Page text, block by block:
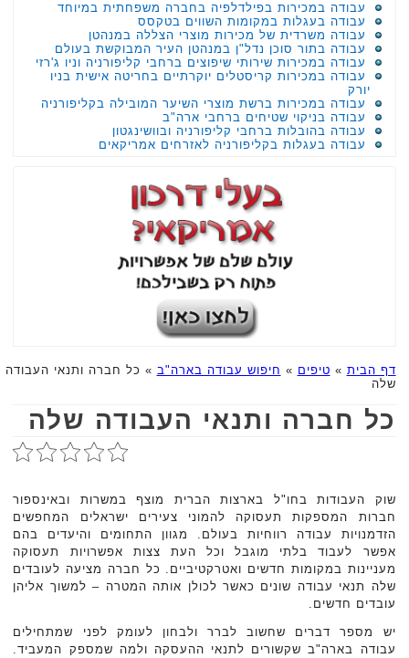
עבודה במכירות בפילדלפיה בחברה משפחתית במיוחד
עבודה בעגלות במקומות השווים בטקסס
עבודה משרדית של מכירות מוצרי הצללה במנהטן
עבודה בתור סוכן נדל"ן במנהטן העיר המבוקשת בעולם
עבודה במכירות שירותי שיפוצים ברחבי קליפורניה וניו ג'רזי
עבודה במכירות קריסטלים יוקרתיים בחריטה אישית בניו
יורק
עבודה במכירות ברשת מוצרי השיער המובילה בקליפורניה
עבודה בניקוי שטיחים ברחבי ארה"ב
עבודה בהובלות ברחבי קליפורניה ובוושינגטון
עבודה בעגלות בקליפורניה לאזרחים אמריקאים
דף הבית » טיפים » חיפוש עבודה בארה"ב » כל חברה ותנאי העבודה
שלה
כל חברה ותנאי העבודה שלה
שוק העבודות בחו"ל בארצות הברית מוצף במשרות ובאינספור
חברות המספקות תעסוקה להמוני צעירים ישראלים המחפשים
הזדמנויות עבודה רווחיות בעולם. מגוון התחומים והיעדים בהם
אפשר לעבוד בלתי מוגבל וכל העת צצות אפשרויות תעסוקה
מעניינות במקומות חדשים ואטרקטיביים. כל חברה מציעה לעובדים
שלה תנאי עבודה שונים כאשר לכולן אותה המטרה – למשוך אליהן
עובדים חדשים.
יש מספר דברים שחשוב לברר ולבחון לעומק לפני שמתחילים
עבודה בארה"ב שקשורים לתנאי ההעסקה ולמה שמספק המעביד.